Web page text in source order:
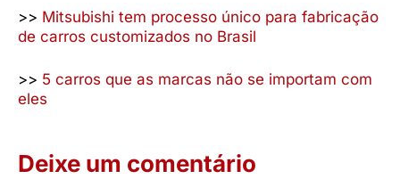
>> Mitsubishi tem processo único para fabricação
de carros customizados no Brasil
>> 5 carros que as marcas não se importam com
eles
Deixe um comentário